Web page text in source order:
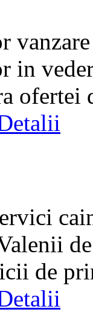
in
de